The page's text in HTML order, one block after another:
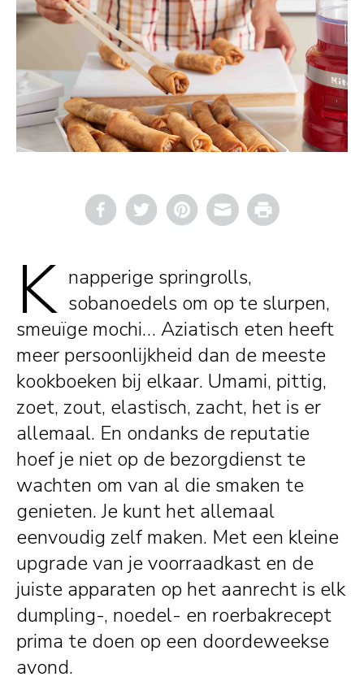
Email Print
K napperige springrolls,
sobanoedels om op te slurpen,
smeuïge mochi… Aziatisch eten heeft
meer persoonlijkheid dan de meeste
kookboeken bij elkaar. Umami, pittig,
zoet, zout, elastisch, zacht, het is er
allemaal. En ondanks de reputatie
hoef je niet op de bezorgdienst te
wachten om van al die smaken te
genieten. Je kunt het allemaal
eenvoudig zelf maken. Met een kleine
upgrade van je voorraadkast en de
juiste apparaten op het aanrecht is elk
dumpling-, noedel- en roerbakrecept
prima te doen op een doordeweekse
avond.